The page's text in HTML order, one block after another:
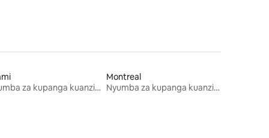
Nyumba za kupanga kuanzia mwezi mmoja
Montreal
Nyumba za kupanga kuanzia mwezi mmoja